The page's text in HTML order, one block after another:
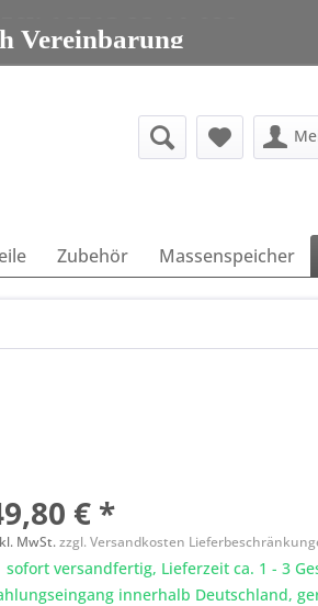
Vereinbarung
08203 95 00 699
Zubehör Massenspeicher
€ *
MwSt.zzgl. Versandkosten
sofort versandfertig, Lieferzeit ca. 1 - 3
innerhalb Deutschland,